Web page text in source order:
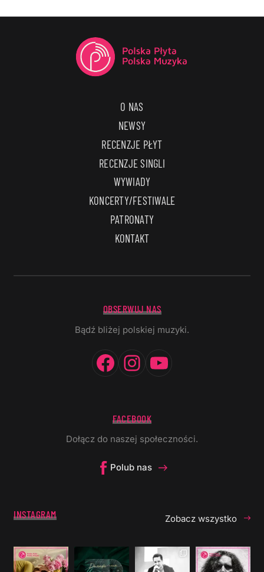
O NAS
NEWSY
RECENZJE PŁYT
RECENZJE SINGLI
WYWIADY
KONCERTY/FESTIWALE
PATRONATY
KONTAKT
OBSERWUJ NAS
Bądź bliżej polskiej muzyki.
Facebook
Instagram
FACEBOOK
Dołącz do naszej społeczności.
Polub nas
INSTAGRAM Zobacz wszystko